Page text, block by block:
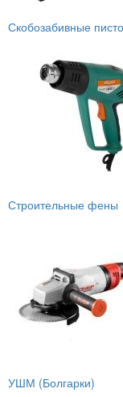
Скобозабивные
Строительные фены
УШМ (Болгарки)